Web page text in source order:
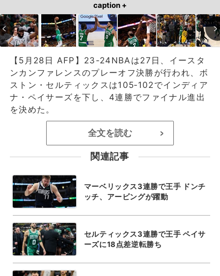
caption +
【5月28日 AFP】23-24NBAは27日、イースタ
ンカンファレンスのプレーオフ決勝が行われ、ボ
ストン・セルティックスは105‐102でインディア
ナ・ペイサーズを下し、4連勝でファイナル進出
を決めた。
全文を読む >
関連記事
マーベリックス3連勝で王手 ドンチ
ッチ、アービングが躍動
セルティックス3連勝で王手 ペイサ
ーズに18点差逆転勝ち